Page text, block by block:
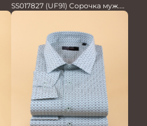
SS017827 (UF91) Сорочка муж.
дл. рук. GROSTYLE TRENDY